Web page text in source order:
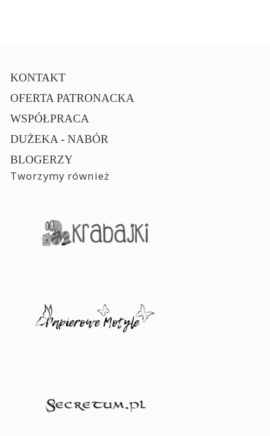
KONTAKT
OFERTA PATRONACKA
WSPÓŁPRACA
DUŻEKA - NABÓR
BLOGERZY
Tworzymy również